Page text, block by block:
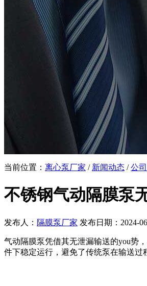
当前位置： 离心泵厂家 / 新闻动态 /公
不锈钢气动隔膜泵
发布人： 隔膜泵厂家 发布日期：2024-
气动隔膜泵凭借其无泄漏输送的you势
件下稳定运行，避免了传统泵在输送过